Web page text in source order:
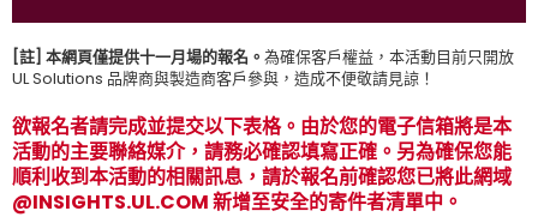
[註] 本網頁僅提供十一月場的報名。 為確保客戶權益，本活動目前只開放
UL Solutions 品牌商與製造商客戶參與，造成不便敬請見諒！
欲報名者請完成並提交以下表格。由於您的電子信箱將是本
活動的主要聯絡媒介，請務必確認填寫正確。另為確保您能
順利收到本活動的相關訊息，請於報名前確認您已將此網域
@INSIGHTS.UL.COM 新增至安全的寄件者清單中。